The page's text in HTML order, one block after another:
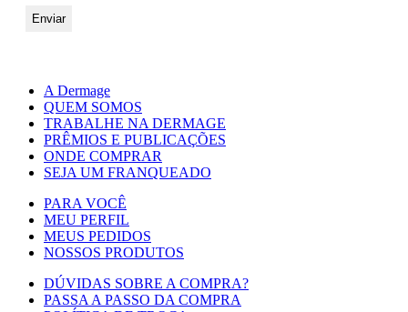
A Dermage
QUEM SOMOS
TRABALHE NA DERMAGE
PRÊMIOS E PUBLICAÇÕES
ONDE COMPRAR
SEJA UM FRANQUEADO
PARA VOCÊ
MEU PERFIL
MEUS PEDIDOS
NOSSOS PRODUTOS
DÚVIDAS SOBRE A COMPRA?
PASSA A PASSO DA COMPRA